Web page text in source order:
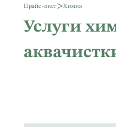
Прайс -лист>Химия
Услуги